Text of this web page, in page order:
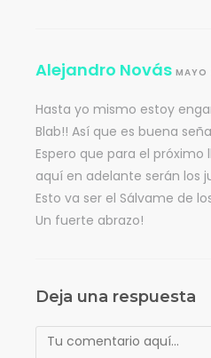
Alejandro Novás MAYO
Hasta yo mismo estoy
Blab!! Así que es buena
Espero que para el
aquí en adelante serán los
Esto va ser el Sálvame de
Un fuerte abrazo!
Deja una respuesta